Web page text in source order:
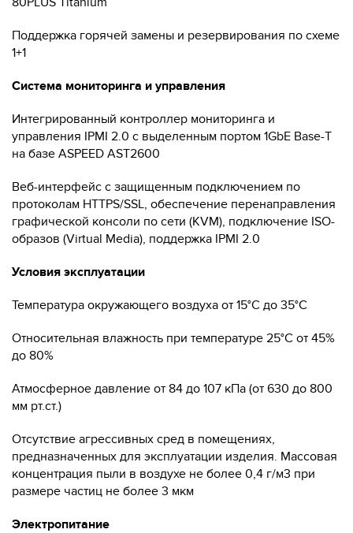
Поддержка горячей замены и резервирования по схеме
1+1
Система мониторинга и управления
Интегрированный контроллер мониторинга и
управления IPMI 2.0 с выделенным портом 1GbE Base-T
на базе ASPEED AST2600
Веб-интерфейс с защищенным подключением по
протоколам HTTPS/SSL, обеспечение перенаправления
графической консоли по сети (KVM), подключение ISO-
образов (Virtual Media), поддержка IPMI 2.0
Условия эксплуатации
Температура окружающего воздуха от 15°C до 35°C
Относительная влажность при температуре 25°C от 45%
до 80%
Атмосферное давление от 84 до 107 кПа (от 630 до 800
мм рт.ст.)
Отсутствие агрессивных сред в помещениях,
предназначенных для эксплуатации изделия. Массовая
концентрация пыли в воздухе не более 0,4 г/м3 при
размере частиц не более 3 мкм
Электропитание